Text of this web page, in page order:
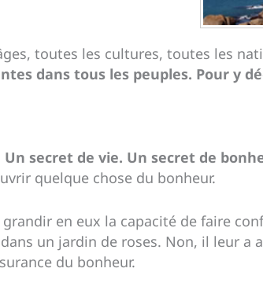
toutes les cultures, toutes les
dans tous les peuples. Pour y
secret de vie. Un secret de
quelque chose du bonheur.
grandir en eux la capacité de faire
un jardin de roses. Non, il leur a
du bonheur.